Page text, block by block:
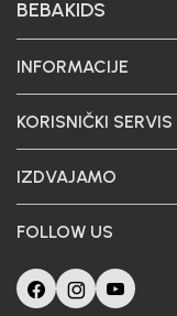
BEBAKIDS
INFORMACIJE
KORISNIČKI SERVIS
IZDVAJAMO
FOLLOW US